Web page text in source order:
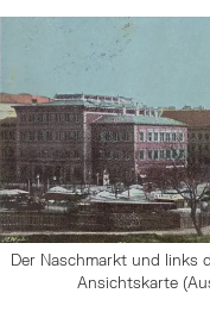
Der Naschmarkt und links
Ansichtskarte